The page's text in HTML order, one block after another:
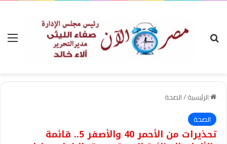
بحث عن
الرئيسية/الصحة
الصحة
تحذيرات من الأحمر 40 والأصفر 5.. قائمة